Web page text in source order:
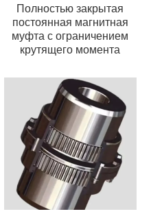
Полностью закрытая
постоянная магнитная
муфта с ограничением
крутящего момента